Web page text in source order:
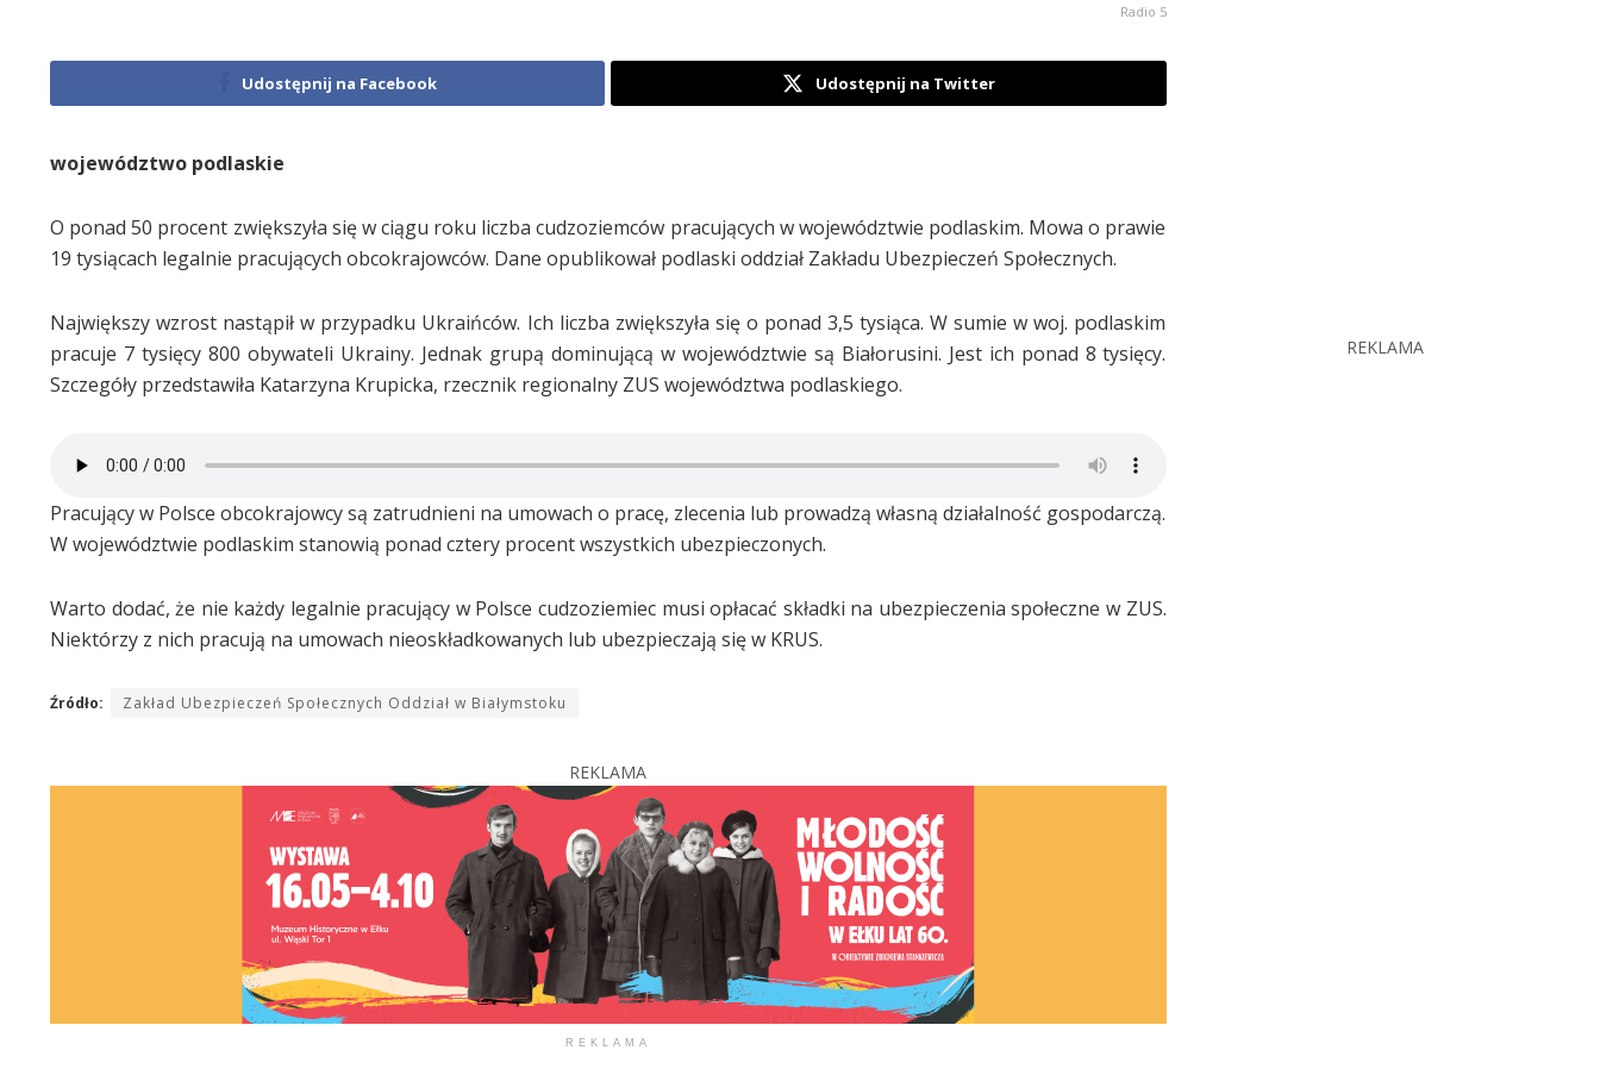
Radio 5
Udostępnij na Facebook Udostępnij na Twitter
województwo podlaskie
O ponad 50 procent zwiększyła się w ciągu roku liczba cudzoziemców pracujących w województwie podlaskim. Mowa o prawie
19 tysiącach legalnie pracujących obcokrajowców. Dane opublikował podlaski oddział Zakładu Ubezpieczeń Społecznych.
Największy wzrost nastąpił w przypadku Ukraińców. Ich liczba zwiększyła się o ponad 3,5 tysiąca. W sumie w woj. podlaskim
pracuje 7 tysięcy 800 obywateli Ukrainy. Jednak grupą dominującą w województwie są Białorusini. Jest ich ponad 8 tysięcy.
Szczegóły przedstawiła Katarzyna Krupicka, rzecznik regionalny ZUS województwa podlaskiego.
Pracujący w Polsce obcokrajowcy są zatrudnieni na umowach o pracę, zlecenia lub prowadzą własną działalność gospodarczą.
W województwie podlaskim stanowią ponad cztery procent wszystkich ubezpieczonych.
Warto dodać, że nie każdy legalnie pracujący w Polsce cudzoziemiec musi opłacać składki na ubezpieczenia społeczne w ZUS.
Niektórzy z nich pracują na umowach nieoskładkowanych lub ubezpieczają się w KRUS.
Źródło: Zakład Ubezpieczeń Społecznych Oddział w Białymstoku
REKLAMA
REKLAMA
REKLAMA